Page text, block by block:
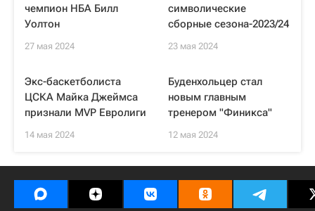
чемпион НБА Билл
Уолтон
27 мая 2024
символические
сборные сезона-2023/24
23 мая 2024
Экс-баскетболиста
ЦСКА Майка Джеймса
признали MVP Евролиги
14 мая 2024
Буденхольцер стал
новым главным
тренером "Финикса"
12 мая 2024